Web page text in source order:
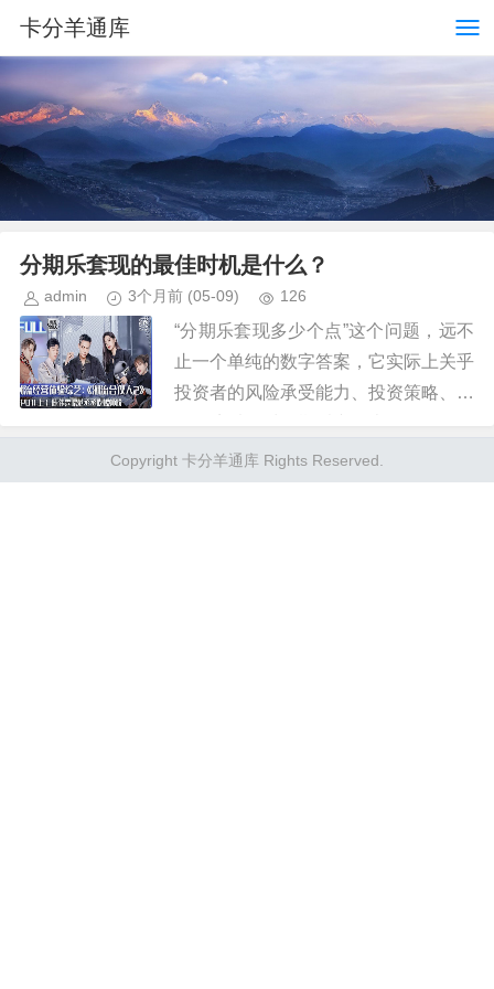
卡分羊通库
分期乐套现的最佳时机是什么？
admin 3个月前 (05-09) 126
“分期乐套现多少个点”这个问题，远不
止一个单纯的数字答案，它实际上关乎
投资者的风险承受能力、投资策略、市
很多人在考虑套现时，会盲目追求“越
多越好”，却忽略了在不同阶段...
Copyright 卡分羊通库 Rights Reserved.